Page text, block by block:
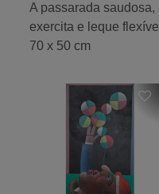
A passarada saudosa,
exercita e leque flexível
70 x 50 cm